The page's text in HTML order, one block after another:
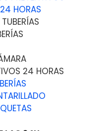
HORAS
24 HORAS